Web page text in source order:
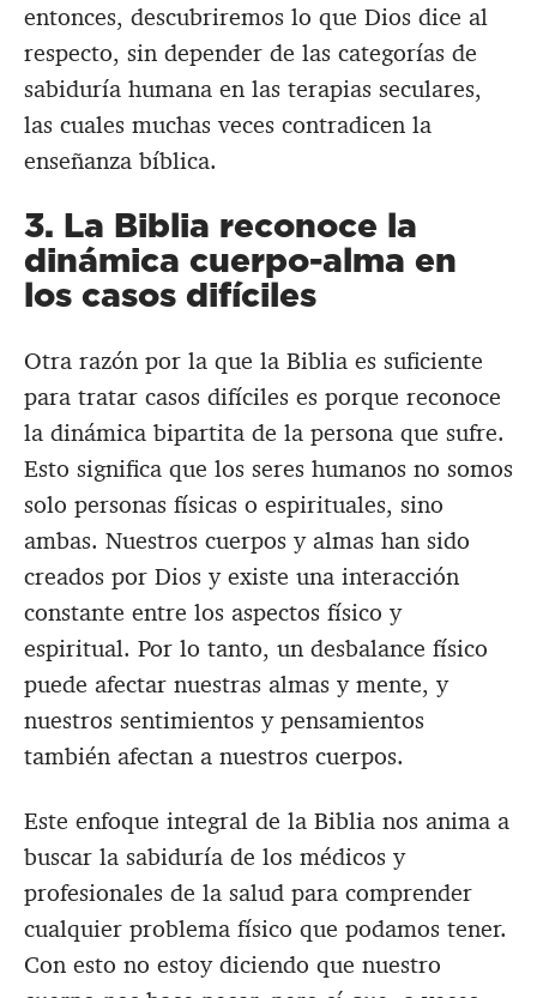
entonces, descubriremos lo que Dios dice al
respecto, sin depender de las categorías de
sabiduría humana en las terapias seculares,
las cuales muchas veces contradicen la
enseñanza bíblica.
3. La Biblia reconoce la
dinámica cuerpo-alma en
los casos difíciles
Otra razón por la que la Biblia es suficiente
para tratar casos difíciles es porque reconoce
la dinámica bipartita de la persona que sufre.
Esto significa que los seres humanos no somos
solo personas físicas o espirituales, sino
ambas. Nuestros cuerpos y almas han sido
creados por Dios y existe una interacción
constante entre los aspectos físico y
espiritual. Por lo tanto, un desbalance físico
puede afectar nuestras almas y mente, y
nuestros sentimientos y pensamientos
también afectan a nuestros cuerpos.
Este enfoque integral de la Biblia nos anima a
buscar la sabiduría de los médicos y
profesionales de la salud para comprender
cualquier problema físico que podamos tener.
Con esto no estoy diciendo que nuestro